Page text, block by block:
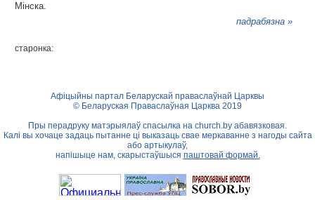
Мінска.
падрабязна »
старонка:
Афіцыйны партал Беларускай праваслаўнай Царквы
© Беларуская Праваслаўная Царква 2019
Пры перадруку матэрыялаў спасылка на church.by абавязковая.
Калі вы хочаце задаць пытанне ці выказаць свае меркаванне з нагоды сайта
або артыкулаў,
напішыце нам, скарыстаўшыся паштовай формай.